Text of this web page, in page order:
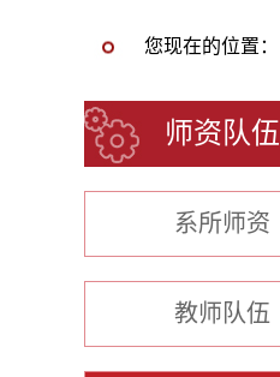
您现在的位置：
师资队伍
系所师资
教师队伍